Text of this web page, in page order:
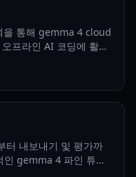
을 통해 gemma 4 cloud
프라인 AI 코딩에 활용
터 내보내기 및 평가까
gemma 4 파인 튜닝